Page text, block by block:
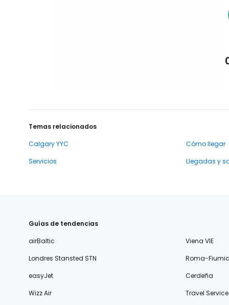
Temas relacionados
Calgary YYC
Cómo llegar
Servicios
Llegadas y
Guías de tendencias
airBaltic
Viena VIE
Londres Stansted STN
Roma-
easyJet
Cerdeña
Wizz Air
Travel Service